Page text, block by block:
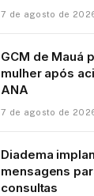
7 de agosto de
GCM de Mauá
mulher após
ANA
7 de agosto de
Diadema
mensagens
consultas